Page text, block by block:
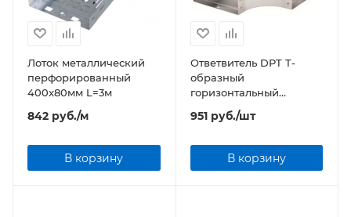
Лоток металлический
перфорированный
400x80мм L=3м
842 руб./м
В корзину
Ответвитель DPT Т-
образный
горизонтальный
100x50мм
951руб./шт
В корзину